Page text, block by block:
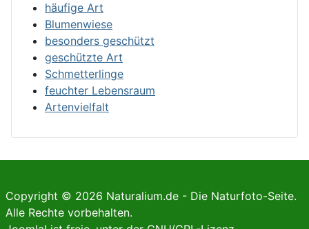
häufige Art
Blumenwiese
besonders geschützt
geschützte Art
Schmetterlinge
feuchter Lebensraum
Artenvielfalt
Copyright © 2026 Naturalium.de - Die Naturfoto-Seite.
Alle Rechte vorbehalten.